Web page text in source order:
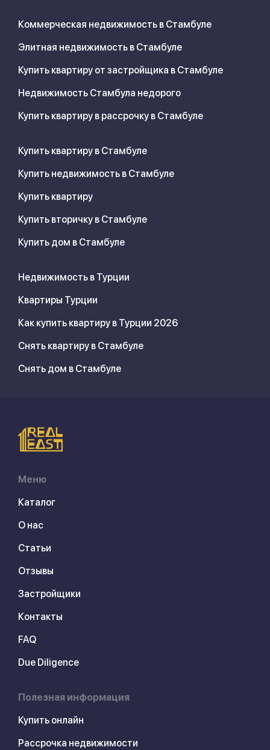
Коммерческая недвижимость в Стамбуле
Элитная недвижимость в Стамбуле
Купить квартиру от застройщика в Стамбуле
Недвижимость Стамбула недорого
Купить квартиру в рассрочку в Стамбуле
Купить квартиру в Стамбуле
Купить недвижимость в Стамбуле
Купить квартиру
Купить вторичку в Стамбуле
Купить дом в Стамбуле
Недвижимость в Турции
Квартиры Турции
Как купить квартиру в Турции 2026
Снять квартиру в Стамбуле
Снять дом в Стамбуле
Меню
Каталог
О нас
Статьи
Отзывы
Застройщики
Контакты
FAQ
Due Diligence
Полезная информация
Купить онлайн
Рассрочка недвижимости